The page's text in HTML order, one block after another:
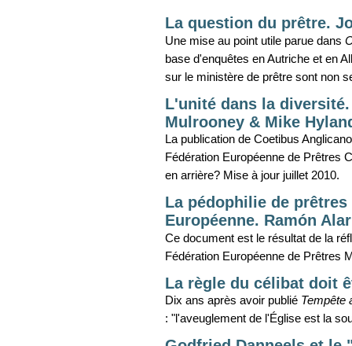
La question du prêtre.
Une mise au point utile parue dans
base d'enquêtes en Autriche et en
sur le ministère de prêtre sont non
L'unité dans la
Mulrooney & Mike
La publication de Coetibus
Fédération Européenne de Prêtres
en arrière? Mise à jour juillet 2010.
La pédophilie de
Européenne. Ramón
Ce document est le résultat de la
Fédération Européenne de Prêtres
La règle du célibat doit
Dix ans après avoir publié Tempête
: "l'aveuglement de l'Église est la